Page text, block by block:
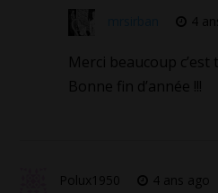
4
Merci beaucoup
Bonne fin d’année !!!
Polux1950 4 ans ago